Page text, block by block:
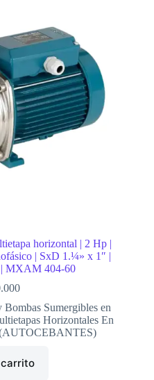
horizontal | 2 Hp |
| SxD 1.¼» x 1″ |
MXAM 404-60
Sumergibles en
Horizontales En